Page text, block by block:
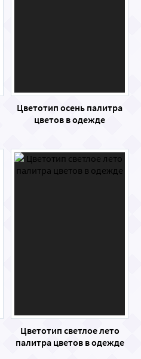
Цветотип осень палитра
цветов в одежде
Цветотип светлое лето
палитра цветов в одежде